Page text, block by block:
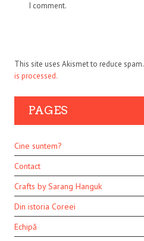
I comment.
This site uses Akismet to reduce spam.
is processed.
PAGES
Cine suntem?
Contact
Crafts by Sarang Hanguk
Din istoria Coreei
Echipă